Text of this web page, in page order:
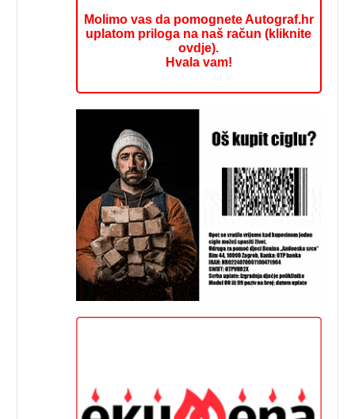
Molimo vas da pomognete Autograf.hr
uplatom priloga na naš račun (kliknite
ovdje).
Hvala vam!